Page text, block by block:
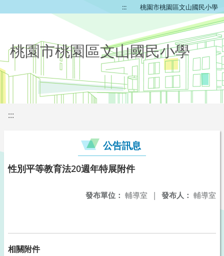
::: 桃園市桃園區文山國民小學
桃園市桃園區文山國民小學
:::
公告訊息
性別平等教育法20週年特展附件
發布人： 輔導室
發布單位： 輔導室 |
相關附件